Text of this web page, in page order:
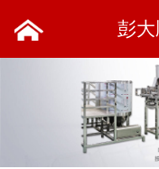
彭